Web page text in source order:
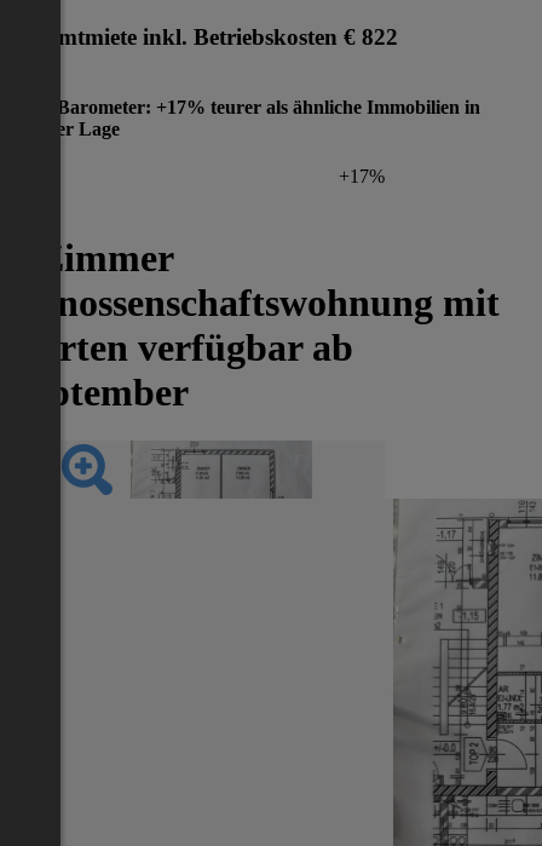
Gesamtmiete inkl. Betriebskosten € 822
Preis-Barometer: +17% teurer als ähnliche Immobilien in
gleicher Lage
+17%
3 Zimmer
Genossenschaftswohnung mit
Garten verfügbar ab
September